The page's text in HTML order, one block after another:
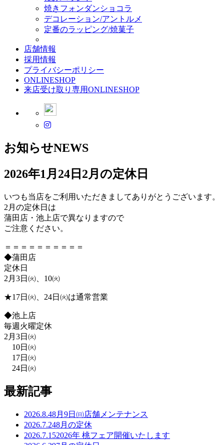
焼きフォンダンショコラ
デコレーション/アントルメ
定番のラッピング/焼菓子
店舗情報
採用情報
プライバシーポリシー
ONLINESHOP
来店受け取り専用ONLINESHOP
お知らせNEWS
2026年1月24日 2月の定休日
いつも当店をご利用いただきましてありがとうございます。
2月の定休日は
蒲田店・池上店で異なりますので
ご注意ください。
＝＝＝＝＝＝＝＝＝＝
◆蒲田店
定休日
2月3日㈫、10㈫
★17日㈫、24日㈫は通常営業
◆池上店
毎週火曜定休
2月3日㈫
10日㈫
17日㈫
24日㈫
最新記事
2026.8.48月9日㈰店舗メンテナンス
2026.7.248月の定休
2026.7.152026年 桃フェア開催いたします